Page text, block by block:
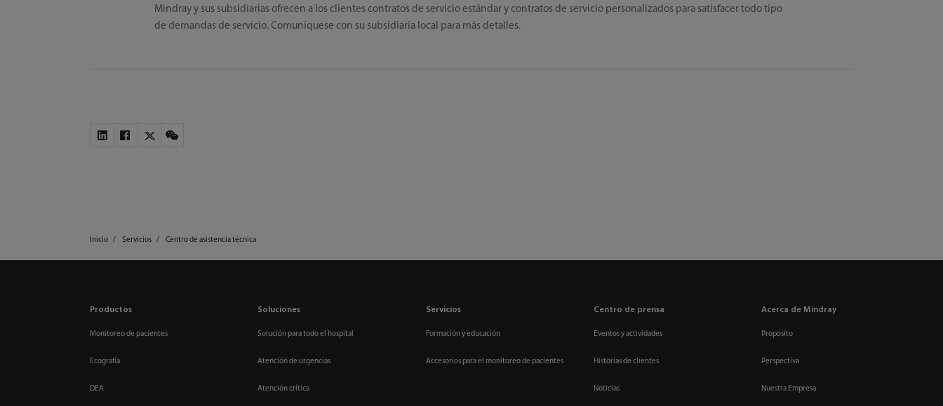
Mindray y sus subsidiarias ofrecen a los clientes contratos de servicio estándar y contratos de servicio personalizados para satisfacer todo tipo
de demandas de servicio. Comuníquese con su subsidiaria local para más detalles.
Inicio Servicios Centro de asistencia técnica
Productos
Monitoreo de pacientes
Ecografía
DEA
Soluciones
Solución para todo el hospital
Atención de urgencias
Atención crítica
Servicios
Formación y educación
Accesorios para el monitoreo de pacientes
Centro de prensa
Eventos y actividades
Historias de clientes
Noticias
Acerca de Mindray
Propósito
Perspectiva
Nuestra Empresa